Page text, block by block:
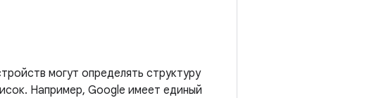
могут определять структуру
Например, Google имеет единый